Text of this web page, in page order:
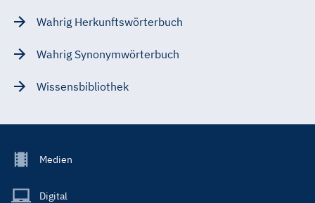
Wahrig Herkunftswörterbuch
Wahrig Synonymwörterbuch
Wissensbibliothek
Footer
Main
Medien
Digital